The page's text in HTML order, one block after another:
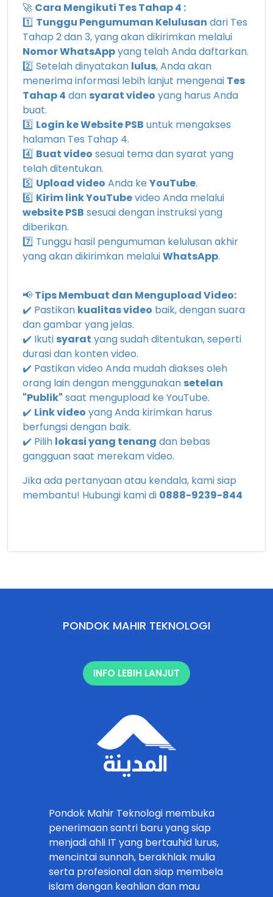
🚀 Cara Mengikuti Tes Tahap 4 :
1️⃣ Tunggu Pengumuman Kelulusan dari Tes
Tahap 2 dan 3, yang akan dikirimkan melalui
Nomor WhatsAppyang telah Anda daftarkan.
2️⃣ Setelah dinyatakan lulus, Anda akan
menerima informasi lebih lanjut mengenai Tes
Tahap 4 dan syarat video yang harus Anda
buat.
3️⃣ Login ke Website PSB untuk mengakses
halaman Tes Tahap 4.
4️⃣ Buat video sesuai tema dan syarat yang
telah ditentukan.
5️⃣ Upload video Anda ke YouTube.
6️⃣ Kirim link YouTubevideo Anda melalui
website PSB sesuai dengan instruksi yang
diberikan.
7️⃣ Tunggu hasil pengumuman kelulusan akhir
yang akan dikirimkan melaluiWhatsApp.
📢 Tips Membuat dan Mengupload Video:
✔️ Pastikan kualitas video baik, dengan suara
dan gambar yang jelas.
✔️ Ikuti syarat yang sudah ditentukan, seperti
durasi dan konten video.
✔️ Pastikan video Anda mudah diakses oleh
orang lain dengan menggunakan setelan
"Publik" saat mengupload ke YouTube.
✔️ Link video yang Anda kirimkan harus
berfungsi dengan baik.
✔️ Pilih lokasi yang tenang dan bebas
gangguan saat merekam video.
Jika ada pertanyaan atau kendala, kami siap
membantu! Hubungi kami di 0888-9239-844
PONDOK MAHIR TEKNOLOGI
INFO LEBIH LANJUT
Pondok Mahir Teknologi membuka
penerimaan santri baru yang siap
menjadi ahli IT yang bertauhid lurus,
mencintai sunnah, berakhlak mulia
serta profesional dan siap membela
islam dengan keahlian dan mau